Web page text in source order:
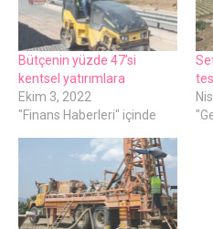
Bütçenin yüzde 47’si
kentsel yatırımlara
Ekim 3, 2022
"Finans Haberleri" içinde